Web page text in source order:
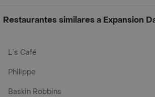
Restaurantes similares a Expansion
L´s Café
Philippe
Baskin Robbins